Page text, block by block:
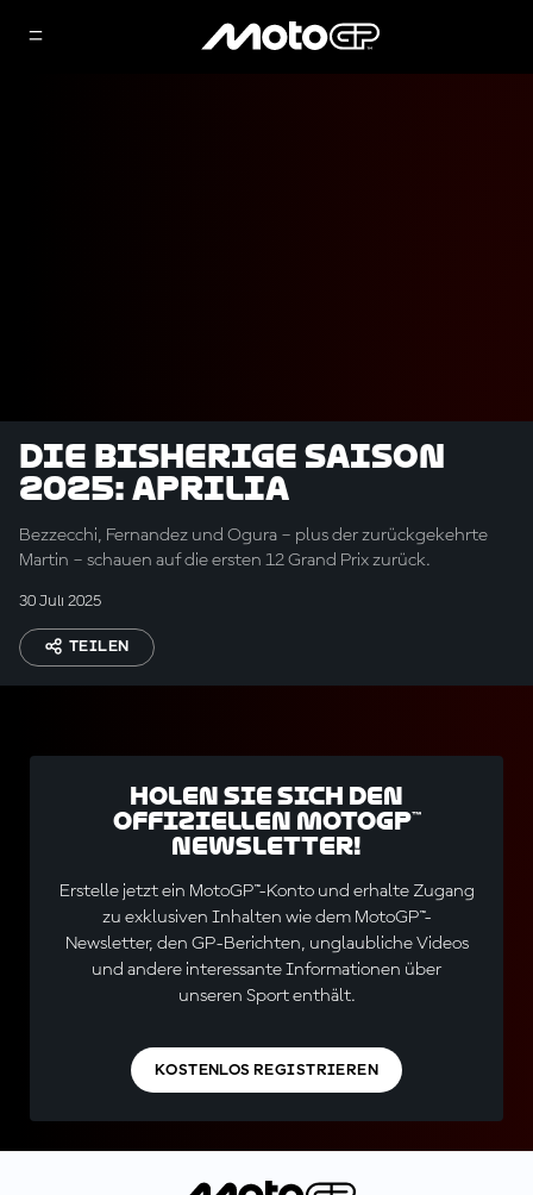
Die bisherige Saison
2025: Aprilia
Bezzecchi, Fernandez und Ogura – plus der zurückgekehrte
Martin – schauen auf die ersten 12 Grand Prix zurück.
30 Juli 2025
TEILEN
Holen Sie sich den
offiziellen MotoGP™
Newsletter!
Erstelle jetzt ein MotoGP™-Konto und erhalte Zugang
zu exklusiven Inhalten wie dem MotoGP™-
Newsletter, den GP-Berichten, unglaubliche Videos
und andere interessante Informationen über
unseren Sport enthält.
KOSTENLOS REGISTRIEREN